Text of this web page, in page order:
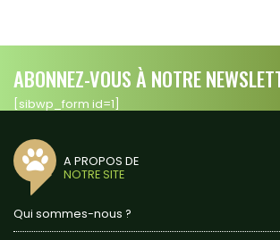
ABONNEZ-VOUS À NOTRE
[sibwp_form id=1]
A PROPOS DE
NOTRE SITE
Qui sommes-nous ?